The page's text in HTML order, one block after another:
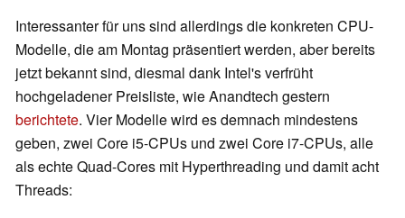
Interessanter für uns sind allerdings die konkreten CPU-
Modelle, die am Montag präsentiert werden, aber bereits
jetzt bekannt sind, diesmal dank Intel's verfrüht
hochgeladener Preisliste, wie Anandtech gestern
berichtete. Vier Modelle wird es demnach mindestens
geben, zwei Core i5-CPUs und zwei Core i7-CPUs, alle
als echte Quad-Cores mit Hyperthreading und damit acht
Threads: